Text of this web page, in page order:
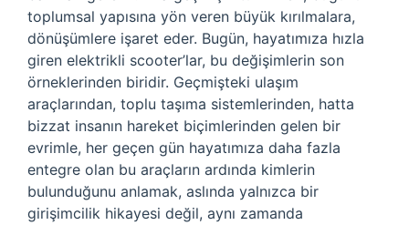
toplumsal yapısına yön veren büyük kırılmalara,
dönüşümlere işaret eder. Bugün, hayatımıza hızla
giren elektrikli scooter’lar, bu değişimlerin son
örneklerinden biridir. Geçmişteki ulaşım
araçlarından, toplu taşıma sistemlerinden, hatta
bizzat insanın hareket biçimlerinden gelen bir
evrimle, her geçen gün hayatımıza daha fazla
entegre olan bu araçların ardında kimlerin
bulunduğunu anlamak, aslında yalnızca bir
girişimcilik hikayesi değil, aynı zamanda